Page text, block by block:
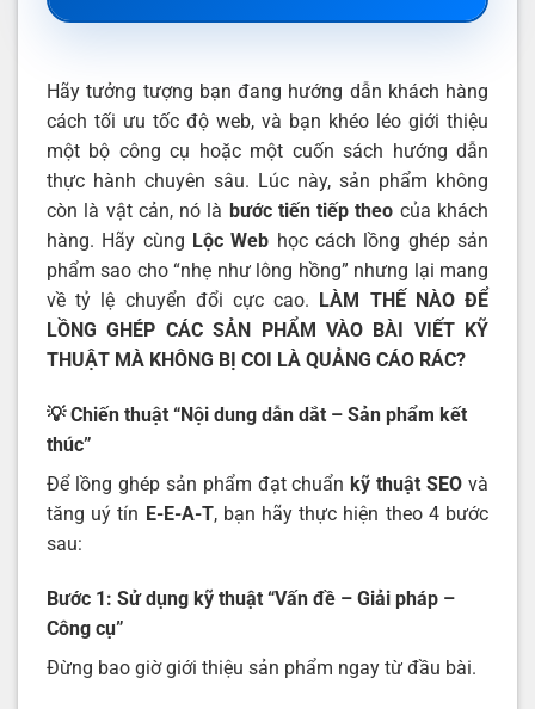
Hãy tưởng tượng bạn đang hướng dẫn khách hàng
cách tối ưu tốc độ web, và bạn khéo léo giới thiệu
một bộ công cụ hoặc một cuốn sách hướng dẫn
thực hành chuyên sâu. Lúc này, sản phẩm không
còn là vật cản, nó là bước tiến tiếp theo của khách
hàng. Hãy cùng Lộc Web học cách lồng ghép sản
phẩm sao cho “nhẹ như lông hồng” nhưng lại mang
về tỷ lệ chuyển đổi cực cao. LÀM THẾ NÀO ĐỂ
LỒNG GHÉP CÁC SẢN PHẨM VÀO BÀI VIẾT KỸ
THUẬT MÀ KHÔNG BỊ COI LÀ QUẢNG CÁO RÁC?
💡 Chiến thuật “Nội dung dẫn dắt – Sản phẩm kết
thúc”
Để lồng ghép sản phẩm đạt chuẩnkỹ thuật SEO và
tăng uý tín E-E-A-T, bạn hãy thực hiện theo 4 bước
sau:
Bước 1: Sử dụng kỹ thuật “Vấn đề – Giải pháp –
Công cụ”
Đừng bao giờ giới thiệu sản phẩm ngay từ đầu bài.